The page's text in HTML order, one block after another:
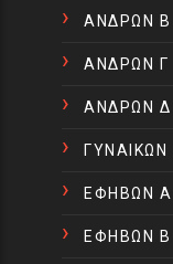
ΑΝΔΡΩΝ Β
ΑΝΔΡΩΝ Γ
ΑΝΔΡΩΝ Δ
ΓΥΝΑΙΚΩΝ
ΕΦΗΒΩΝ Α
ΕΦΗΒΩΝ Β